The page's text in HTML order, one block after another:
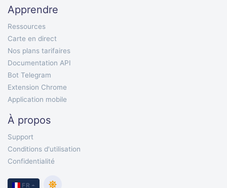
Apprendre
Ressources
Carte en direct
Nos plans tarifaires
Documentation API
Bot Telegram
Extension Chrome
Application mobile
À propos
Support
Conditions d'utilisation
Confidentialité
FR